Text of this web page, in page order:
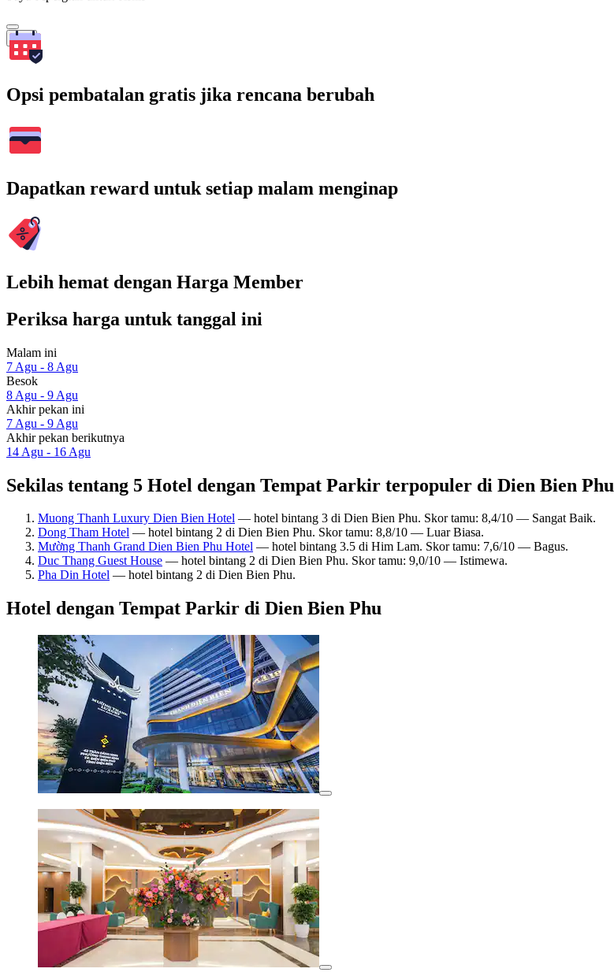
Cari
Opsi pembatalan gratis jika rencana berubah
Dapatkan reward untuk setiap malam menginap
Lebih hemat dengan Harga Member
Periksa harga untuk tanggal ini
Malam ini
7 Agu - 8 Agu
Besok
8 Agu - 9 Agu
Akhir pekan ini
7 Agu - 9 Agu
Akhir pekan berikutnya
14 Agu - 16 Agu
Sekilas tentang 5 Hotel dengan Tempat Parkir terpopuler di Dien Bien Phu
Muong Thanh Luxury Dien Bien Hotel — hotel bintang 3 di Dien Bien Phu. Skor tamu: 8,4/10 — Sangat Baik.
Dong Tham Hotel — hotel bintang 2 di Dien Bien Phu. Skor tamu: 8,8/10 — Luar Biasa.
Mường Thanh Grand Dien Bien Phu Hotel — hotel bintang 3.5 di Him Lam. Skor tamu: 7,6/10 — Bagus.
Duc Thang Guest House — hotel bintang 2 di Dien Bien Phu. Skor tamu: 9,0/10 — Istimewa.
Pha Din Hotel — hotel bintang 2 di Dien Bien Phu.
Hotel dengan Tempat Parkir di Dien Bien Phu